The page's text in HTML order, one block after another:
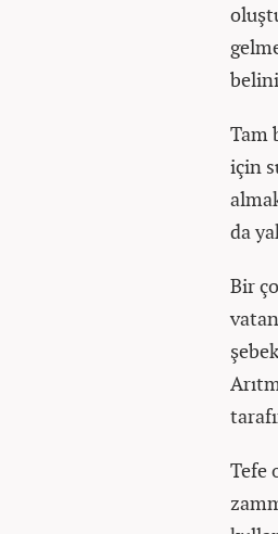
Tam
için
da
Bir
Tefe